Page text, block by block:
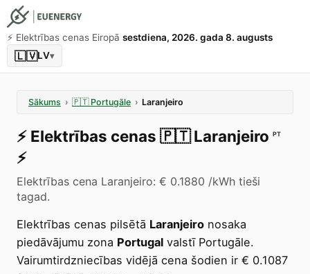
⚡️ Elektrības cenas Eiropā sestdiena, 2026. gada 8. augusts
🇱🇻LV▾
Sākums › 🇵🇹 Portugāle › Laranjeiro
⚡️ Elektrības cenas 🇵🇹 Laranjeiro PT
⚡️
Elektrības cena Laranjeiro: € 0.1880 /kWh tieši
tagad.
Elektrības cenas pilsētā Laranjeiro nosaka
piedāvājumu zona Portugal valstī Portugāle.
Vairumtirdzniecības vidējā cena šodien ir € 0.1087